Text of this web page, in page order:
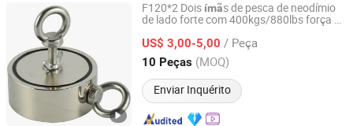
F120*2 Dois ímãs de pesca de neodímio
de lado forte com 400kgs/880lbs força de
US$ 3,00-5,00 / Peça
10 Peças (MOQ)
Enviar Inquérito
Ningbo Ketai Magnetic Material Co., Ltd.
Zhejiang, China Desde 2020